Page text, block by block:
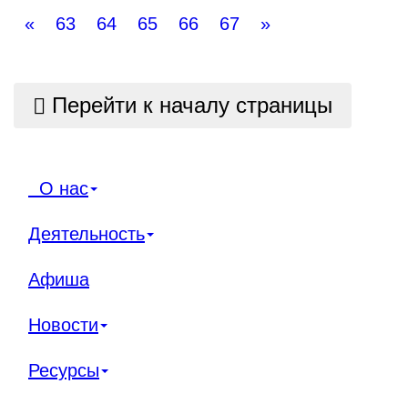
« 63 64 65 66 67 »
Перейти к началу страницы
О нас
Деятельность
Афиша
Новости
Ресурсы